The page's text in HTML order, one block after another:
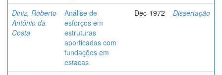
Diniz, Roberto
Antônio da
Costa
Análise de
esforços em
estruturas
aporticadas com
fundações em
estacas
Dec-1972 Dissertação